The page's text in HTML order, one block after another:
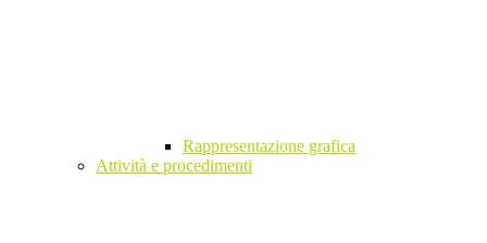
Rappresentazione grafica
Attività e procedimenti